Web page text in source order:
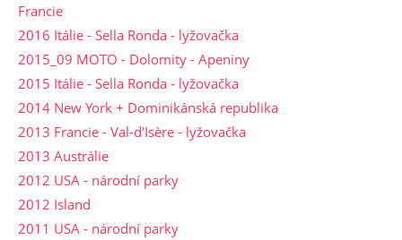
Francie
2016 Itálie - Sella Ronda - lyžovačka
2015_09 MOTO - Dolomity - Apeniny
2015 Itálie - Sella Ronda - lyžovačka
2014 New York + Dominikánská republika
2013 Francie - Val-d'Isère - lyžovačka
2013 Austrálie
2012 USA - národní parky
2012 Island
2011 USA - národní parky